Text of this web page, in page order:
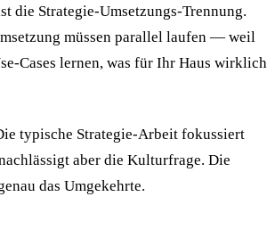
die Strategie-Umsetzungs-Trennung.
müssen parallel laufen — weil
Cases lernen, was für Ihr Haus wirklich
typische Strategie-Arbeit fokussiert
aber die Kulturfrage. Die
das Umgekehrte.